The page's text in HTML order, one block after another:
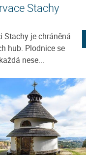
Stachy
Stachy je chráněná
hub. Plodnice se
nese...